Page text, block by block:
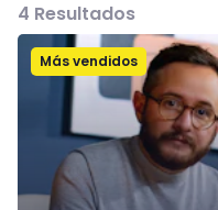
4 Resultados
Más vendidos